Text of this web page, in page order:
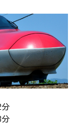
分
分